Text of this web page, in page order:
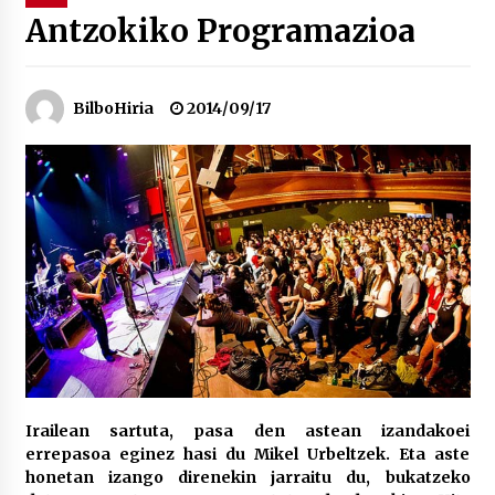
Bakaikuko barnetegitik gazteek egindako saio
berezia
2026/07/16
Tuba eta bonbardinoaren astea, Bilboko
Kontserbatorioan protagonista
2026/07/16
Auzoportala : 1×04 Auzofoniak
2026/07/15
Gaur abitua da Bilbao bbk live jaialdia
2026/07/09
Antzokiko Programazioa
BilboHiria 2014/09/17
Irailean sartuta, pasa den astean izandakoei
errepasoa eginez hasi du Mikel Urbeltzek. Eta aste
honetan izango direnekin jarraitu du, bukatzeko